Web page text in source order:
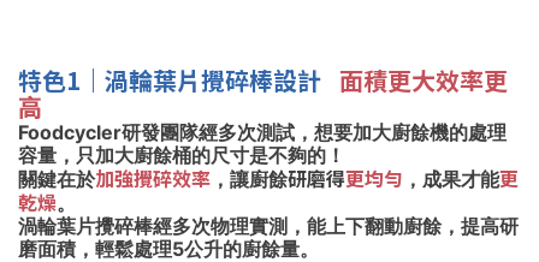
特色1｜渦輪葉片攪碎棒設計 面積更大效率更
高
Foodcycler研發團隊經多次測試，想要加大廚餘機的處理
容量，只加大廚餘桶的尺寸是不夠的！
關鍵在於加強攪碎效率 ，讓廚餘研磨得更均勻 ，成果才能更
乾燥。
渦輪葉片攪碎棒經多次物理實測，能上下翻動廚餘，提高研
磨面積，輕鬆處理5公升的廚餘量。